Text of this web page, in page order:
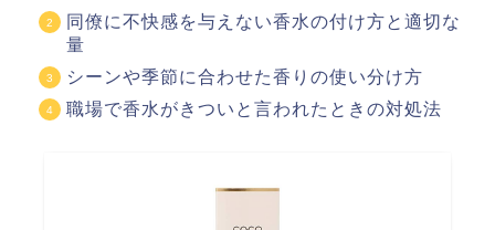
同僚に不快感を与えない香水の付け方と適切な
量
シーンや季節に合わせた香りの使い分け方
職場で香水がきついと言われたときの対処法